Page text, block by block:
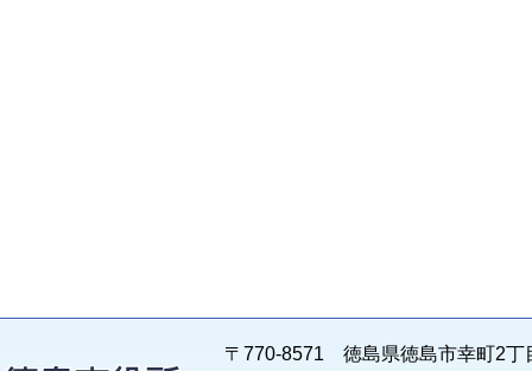
〒770-8571 徳島県徳島市幸町2丁